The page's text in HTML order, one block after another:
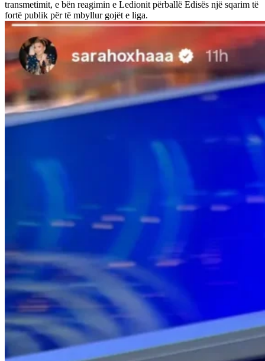
transmetimit, e bën reagimin e Ledionit përballë Edisës një sqarim të
fortë publik për të mbyllur gojët e liga.